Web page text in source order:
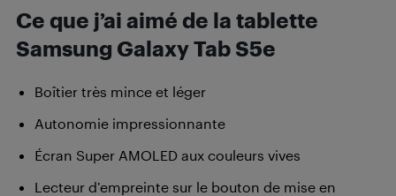
Ce que j’ai aimé de la tablette
Samsung Galaxy Tab S5e
Boîtier très mince et léger
Autonomie impressionnante
Écran Super AMOLED aux couleurs vives
Lecteur d’empreinte sur le bouton de mise en